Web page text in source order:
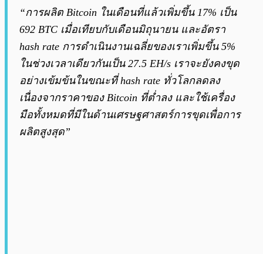
“การผลิต Bitcoin ในเดือนที่แล้วเพิ่มขึ้น 17% เป็น
692 BTC เมื่อเทียบกับเดือนมิถุนายน และอัตรา
hash rate การดำเนินงานเฉลี่ยของเราเพิ่มขึ้น 5%
ในช่วงเวลาเดียวกันเป็น 27.5 EH/s เราจะยังคงขุด
อย่างเข้มข้นในขณะที่ hash rate ทั่วโลกลดลง
เนื่องจากราคาของ Bitcoin ที่ต่ำลง และใช้เครื่อง
มือทั้งหมดที่มีในด้านเศรษฐศาสตร์การขุดเพื่อการ
ผลิตสูงสุด”